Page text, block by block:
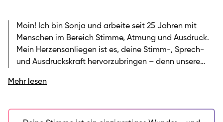
Moin! Ich bin Sonja und arbeite seit 25 Jahren mit
Menschen im Bereich Stimme, Atmung und Ausdruck.
Mein Herzensanliegen ist es, deine Stimm-, Sprech-
und Ausdruckskraft hervorzubringen – denn unsere
einzigartiges Wunder. Bei der SIRIUS Musikschule
klassische Grundlagen mit Improvisation und
Mehr lesen